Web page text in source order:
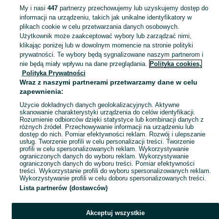
KATEGORIA
Sprzedaż zwierząt akwariowych Zduńska Wola ▶️ Rybki ozdobne, krewetki i ślimaki itd. ☝ Sprawdź aktualne oferty hodowców w atrakcyjnych cenach na OLX.pl! Zobacz
Mapa kategorii
Mapa miejscowości
Mapa ministron
Popularne wyszukiwania
My i nasi 447partnerzy przechowujemy lub uzyskujemy dostęp do
informacji na urządzeniu, takich jak unikalne identyfikatory w
plikach cookie w celu przetwarzania danych osobowych.
Użytkownik może zaakceptować wybory lub zarządzać nimi,
klikając poniżej lub w dowolnym momencie na stronie polityki
prywatności. Te wybory będą sygnalizowane naszym partnerom i
nie będą miały wpływu na dane przeglądania. Polityka cookies,
Polityka Prywatności
Wraz z naszymi partnerami przetwarzamy dane w celu
zapewnienia:
Użycie dokładnych danych geolokalizacyjnych. Aktywne
skanowanie charakterystyki urządzenia do celów identyfikacji.
Rozumienie odbiorców dzięki statystyce lub kombinacji danych z
różnych źródeł. Przechowywanie informacji na urządzeniu lub
dostęp do nich. Pomiar efektywności reklam. Rozwój i ulepszanie
usług. Tworzenie profili w celu personalizacji treści. Tworzenie
profili w celu spersonalizowanych reklam. Wykorzystywanie
ograniczonych danych do wyboru reklam. Wykorzystywanie
ograniczonych danych do wyboru treści. Pomiar efektywności
treści. Wykorzystanie profili do wyboru spersonalizowanych reklam.
Wykorzystywanie profili w celu doboru spersonalizowanych treści.
Lista partnerów (dostawców)
Akceptuj wszystkie